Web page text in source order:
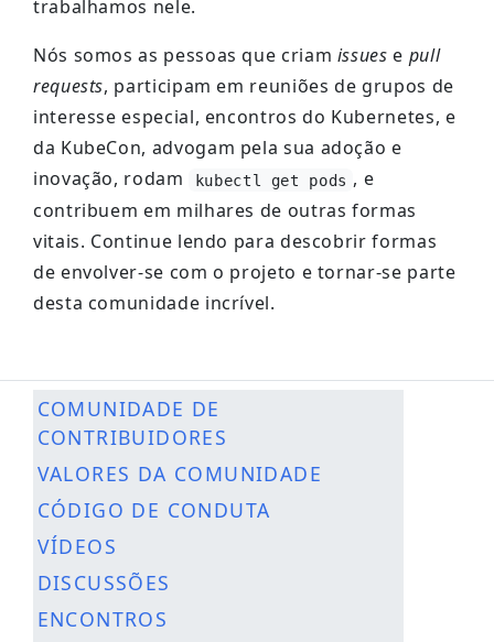
trabalhamos nele.
Nós somos as pessoas que criam issues e pull
requests, participam em reuniões de grupos de
interesse especial, encontros do Kubernetes, e
da KubeCon, advogam pela sua adoção e
inovação, rodam
kubectl get pods , e
contribuem em milhares de outras formas
vitais. Continue lendo para descobrir formas
de envolver-se com o projeto e tornar-se parte
desta comunidade incrível.
COMUNIDADE DE
CONTRIBUIDORES
VALORES DA COMUNIDADE
CÓDIGO DE CONDUTA
VÍDEOS
DISCUSSÕES
ENCONTROS